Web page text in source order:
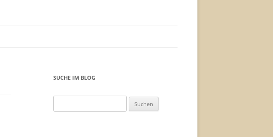
SUCHE IM BLOG
nach: